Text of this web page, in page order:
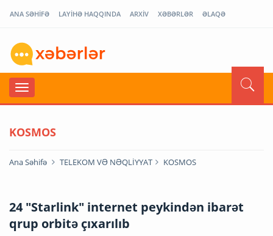
ANA SƏHİFƏ LAYİHƏ HAQQINDA ARXİV XƏBƏRLƏR ƏLAQƏ
KOSMOS
Ana Səhifə TELEKOM VƏ NƏQLİYYAT KOSMOS
24 "Starlink" internet peykindən ibarət
qrup orbitə çıxarılıb